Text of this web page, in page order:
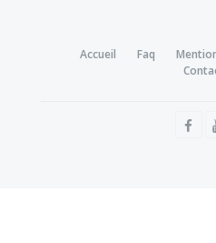
Accueil Faq